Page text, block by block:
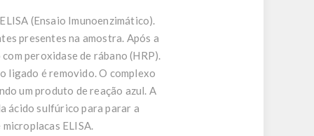
(Ensaio Imunoenzimático).
presentes na amostra. Após a
peroxidase de rábano (HRP).
ligado é removido. O complexo
um produto de reação azul. A
ácido sulfúrico para parar a
ELISA.